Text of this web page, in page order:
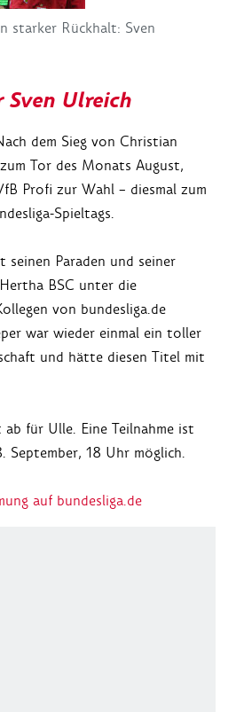
starker Rückhalt: Sven
Ulreich
dem Sieg von Christian
Tor des Monats August,
Profi zur Wahl – diesmal zum
Spieltags.
seinen Paraden und seiner
BSC unter die
von bundesliga.de
war wieder einmal ein toller
und hätte diesen Titel mit
für Ulle. Eine Teilnahme ist
18 Uhr möglich.
auf bundesliga.de